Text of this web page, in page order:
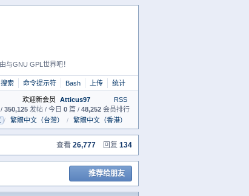
与GNU GPL世界吧！
搜索 命令提示符 Bash 上传 统计
欢迎新会员 Atticus97
RSS
350,125 发帖 / 今日 0 篇 / 48,252 会员排行
/ 繁體中文（台灣） / 繁體中文（香港）
查看 26,777 回复 134
推荐给朋友